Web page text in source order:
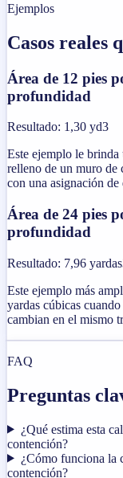
Ejemplos
Casos reales
Área de 12 pies
profundidad
Resultado: 1,30 yd3
Este ejemplo le
relleno de un muro de
con una asignación
Área de 24 pies
profundidad
Resultado: 7,96
Este ejemplo más
yardas cúbicas
cambian en el mismo
FAQ
Preguntas
¿Qué estima esta
contención?
¿Cómo funciona la
contención?